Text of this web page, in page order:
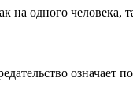
на одного человека,
означает